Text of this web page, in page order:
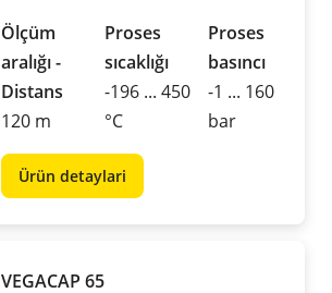
Ölçüm
aralığı -
Distans
120 m
Proses
sıcaklığı
-196 ... 450
°C
Proses
basıncı
-1 ... 160
bar
Ürün detaylari
VEGACAP 65